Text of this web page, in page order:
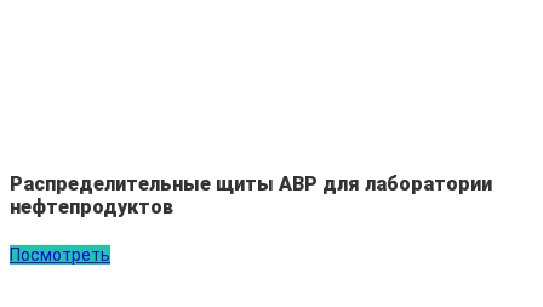
Распределительные щиты АВР для лаборатории
нефтепродуктов
Посмотреть